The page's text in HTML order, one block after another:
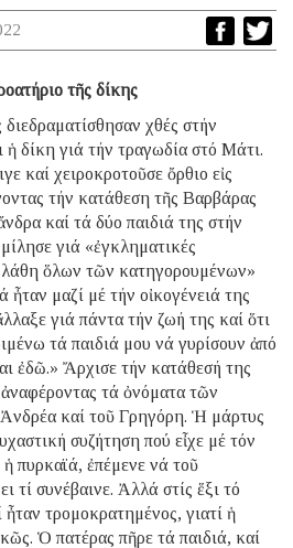
τῆς δίκης
χθές στήν
ἡ δίκη γιά τήν τραγωδία στό Μάτι.
καί χειροκροτοῦσε ὄρθιο εἰς
τήν κατάθεση τῆς Βαρβάρας
καί τά δύο παιδιά της στήν
γιά «ἐγκληματικές
λάθη ὅλων τῶν κατηγορουμένων»
ἦταν μαζί μέ τήν οἰκογένειά της
γιά πάντα τήν ζωή της καί ὅτι
τά παιδιά μου νά γυρίσουν ἀπό
ἐδῶ.» Ἄρχισε τήν κατάθεσή της
τά ὀνόματα τῶν
καί τοῦ Γρηγόρη. Ἡ μάρτυς
συζήτηση πού εἶχε μέ τόν
πυρκαϊά, ἐπέμενε νά τοῦ
τί συνέβαινε. Ἀλλά στίς ἕξι τό
τρομοκρατημένος, γιατί ἡ
Ὁ πατέρας πῆρε τά παιδιά, καί